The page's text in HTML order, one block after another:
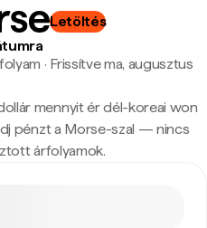
Letöltés
· Frissítve ma, augusztus
mennyit ér dél-koreai won
pénzt a Morse-szal — nincs
árfolyamok.